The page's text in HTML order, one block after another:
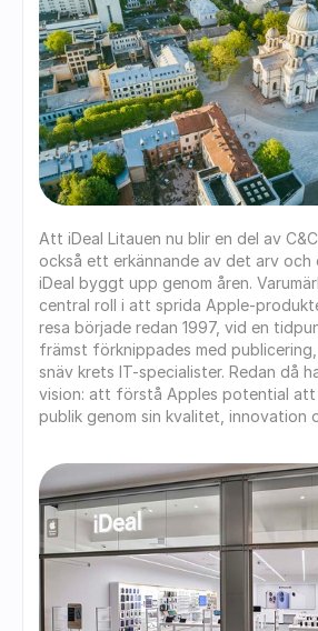
Att iDeal Litauen nu blir en del av
också ett erkännande av det arv och
iDeal byggt upp genom åren.
central roll i att sprida Apple-
resa började redan 1997, vid en
främst förknippades med
snäv krets IT-specialister. Redan då
vision: att förstå Apples potential att
publik genom sin kvalitet, innovation